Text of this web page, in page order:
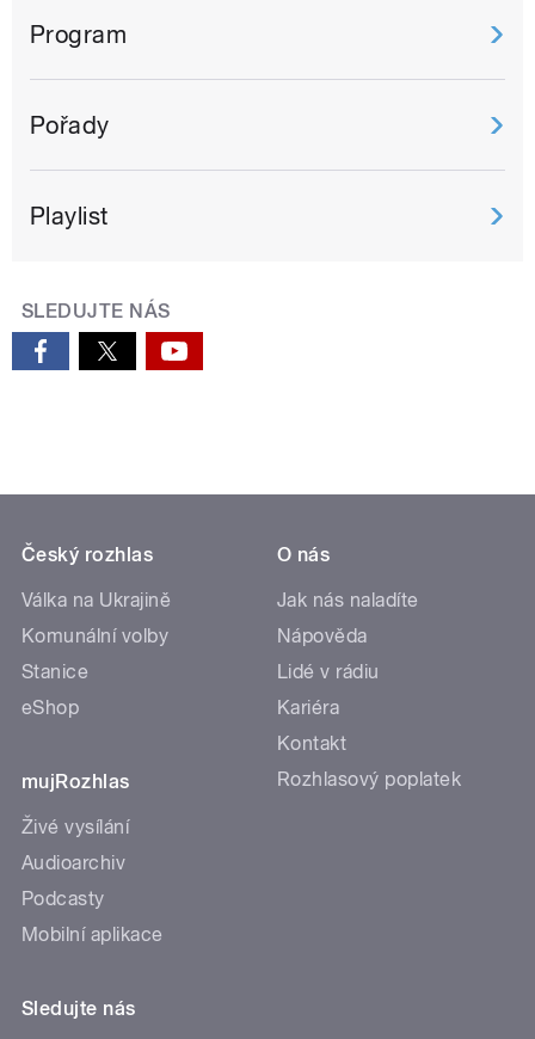
Program
Pořady
Playlist
SLEDUJTE NÁS
Český rozhlas
Válka na Ukrajině
Komunální volby
Stanice
eShop
mujRozhlas
Živé vysílání
Audioarchiv
Podcasty
Mobilní aplikace
O nás
Jak nás naladíte
Nápověda
Lidé v rádiu
Kariéra
Kontakt
Rozhlasový poplatek
Sledujte nás